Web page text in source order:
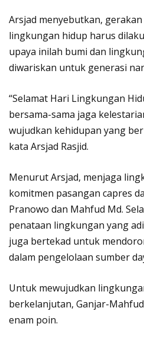
Arsjad menyebutkan,
lingkungan hidup harus
upaya inilah bumi dan
diwariskan untuk generasi
“Selamat Hari Lingkungan
bersama-sama jaga
wujudkan kehidupan yang
kata Arsjad Rasjid.
Menurut Arsjad, menjaga
komitmen pasangan capres
Pranowo dan Mahfud Md.
penataan lingkungan yang
juga bertekad untuk
dalam pengelolaan sumber
Untuk mewujudkan
berkelanjutan, Ganjar-
enam poin.